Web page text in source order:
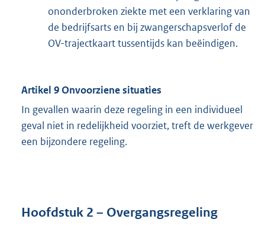
ononderbroken ziekte met een verklaring van
de bedrijfsarts en bij zwangerschapsverlof de
OV-trajectkaart tussentijds kan beëindigen.
Artikel 9 Onvoorziene situaties
In gevallen waarin deze regeling in een individueel
geval niet in redelijkheid voorziet, treft de werkgever
een bijzondere regeling.
Hoofdstuk 2 – Overgangsregeling